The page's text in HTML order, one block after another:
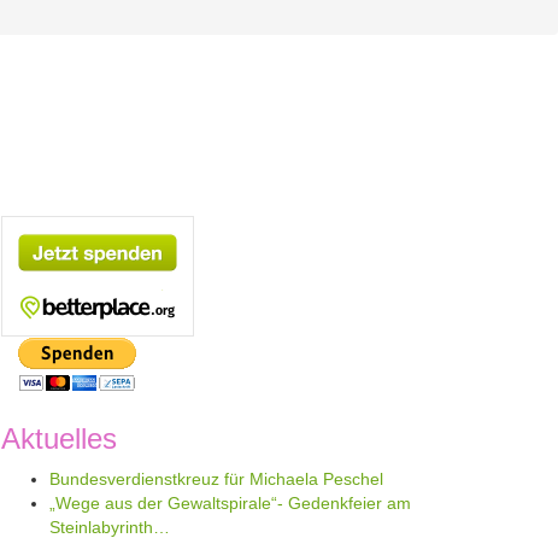
Aktuelles
Bundesverdienstkreuz für Michaela Peschel
„Wege aus der Gewaltspirale“- Gedenkfeier am
Steinlabyrinth…